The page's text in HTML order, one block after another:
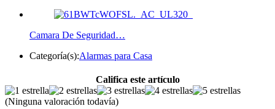
Camara De Seguridad…
Categoría(s):Alarmas para Casa
Califica este artículo
(Ninguna valoración todavía)